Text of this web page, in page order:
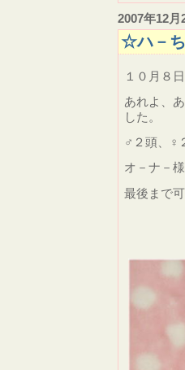
2007年12月
☆ハ－
１０月８
あれよ、
した。
♂２頭、♀
オ－ナ－
最後まで